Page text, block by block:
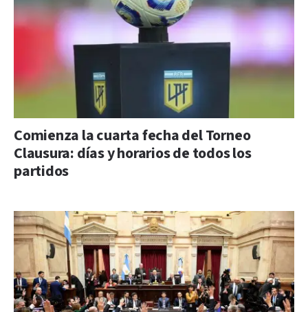
Comienza la cuarta fecha del Torneo
Clausura: días y horarios de todos los
partidos